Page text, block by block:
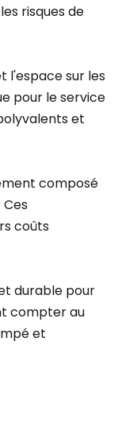
risques de
l'espace sur les
pour le service
et
composé
coûts
durable pour
compter au
et